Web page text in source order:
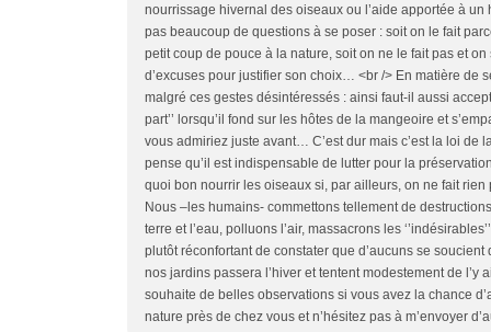
nourrissage hivernal des oiseaux ou l’aide apportée à un
pas beaucoup de questions à se poser : soit on le fait
petit coup de pouce à la nature, soit on ne le fait pas et
d’excuses pour justifier son choix… <br /> En matière de
malgré ces gestes désintéressés : ainsi faut-il aussi
part’’ lorsqu’il fond sur les hôtes de la mangeoire et
vous admiriez juste avant… C’est dur mais c’est la loi de
pense qu’il est indispensable de lutter pour la
quoi bon nourrir les oiseaux si, par ailleurs, on ne fait rien
Nous –les humains- commettons tellement de
terre et l’eau, polluons l’air, massacrons les
plutôt réconfortant de constater que d’aucuns se
nos jardins passera l’hiver et tentent modestement de l’y
souhaite de belles observations si vous avez la chance
nature près de chez vous et n’hésitez pas à m’envoyer